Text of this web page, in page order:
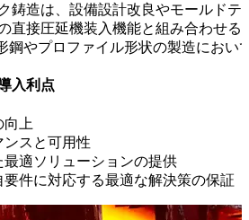
鋳造は、設備設計改良やモールド
直接圧延機装入機能と組み合わせ
鋼やプロファイル形状の製造にお
入利点
上
スと可用性
適ソリューションの提供
件に対応する最適な解決策の保証